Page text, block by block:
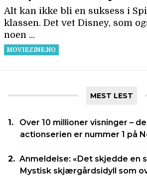
MEST LEST
Over 10 millioner visninger –
actionserien er nummer 1 på
Anmeldelse: «Det skjedde en
Mystisk skjærgårdsidyll som